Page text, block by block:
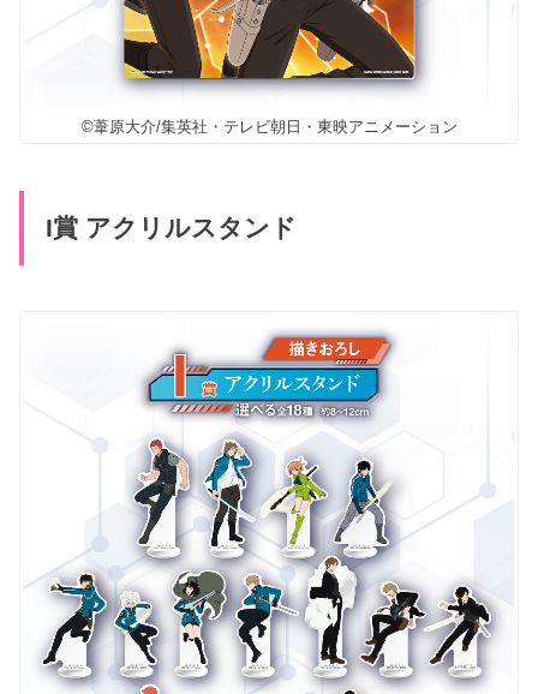
©葦原大介/集英社・テレビ朝日・東映アニメーション
I賞 アクリルスタンド